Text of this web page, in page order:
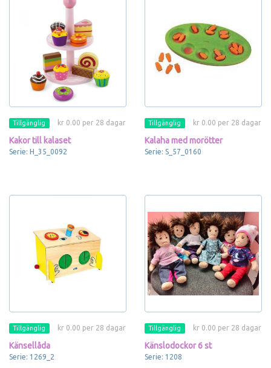
Tillgänglig kr 0.00 per 28 dagar
Kakor till kalaset
Serie: H_35_0092
Tillgänglig kr 0.00 per 28 dagar
Kalaha med morötter
Serie: S_57_0160
Tillgänglig kr 0.00 per 28 dagar
Känsellåda
Serie: 1269_2
Tillgänglig kr 0.00 per 28 dagar
Känslodockor 6 st
Serie: 1208